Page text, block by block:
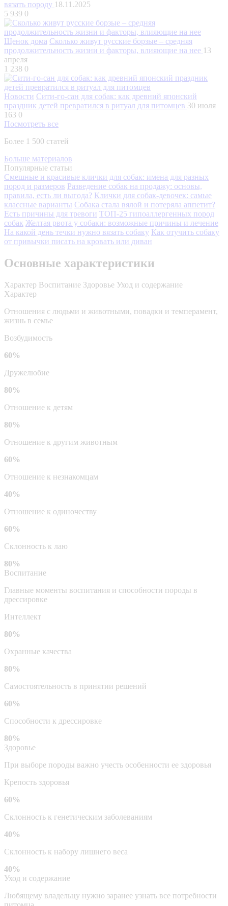
вязать породу 18.11.2025
5 939 0
Щенок дома Сколько живут русские борзые – средняя
продолжительность жизни и факторы, влияющие на нее 13
апреля
1 238 0
Новости Сити-го-сан для собак: как древний японский
праздник детей превратился в ритуал для питомцев 30 июля
163 0
Посмотреть все
Более 1 500 статей
Больше материалов
Популярные статьи
Смешные и красивые клички для собак: имена для разных
пород и размеров Разведение собак на продажу: основы,
правила, есть ли выгода? Клички для собак-девочек: самые
классные варианты Собака стала вялой и потеряла аппетит?
Есть причины для тревоги ТОП-25 гипоаллергенных пород
собак Желтая рвота у собаки: возможные причины и лечение
На какой день течки нужно вязать собаку Как отучить собаку
от привычки писать на кровать или диван
Основные характеристики
Характер Воспитание Здоровье Уход и содержание
Характер
Отношения с людьми и животными, повадки и темперамент,
жизнь в семье
Возбудимость
60%
Дружелюбие
80%
Отношение к детям
80%
Отношение к другим животным
60%
Отношение к незнакомцам
40%
Отношение к одиночеству
60%
Склонность к лаю
80%
Воспитание
Главные моменты воспитания и способности породы в
дрессировке
Интеллект
80%
Охранные качества
80%
Самостоятельность в принятии решений
60%
Способности к дрессировке
80%
Здоровье
При выборе породы важно учесть особенности ее здоровья
Крепость здоровья
60%
Склонность к генетическим заболеваниям
40%
Склонность к набору лишнего веса
40%
Уход и содержание
Любящему владельцу нужно заранее узнать все потребности